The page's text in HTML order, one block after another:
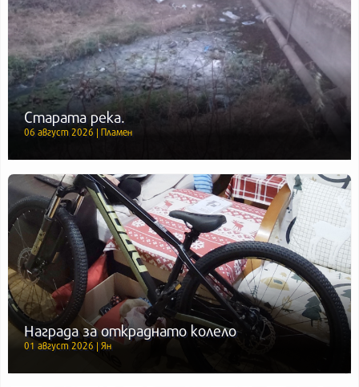
Старата река.
06 август 2026 | Пламен
Награда за откраднато колело
01 август 2026 | Ян